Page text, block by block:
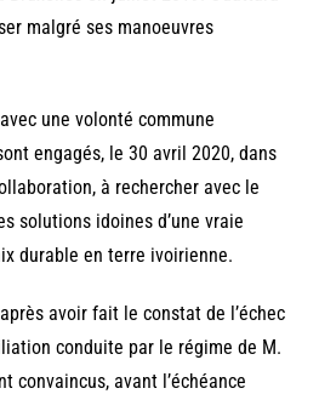
malgré ses manoeuvres
une volonté commune
engagés, le 30 avril 2020, dans
à rechercher avec le
solutions idoines d’une vraie
durable en terre ivoirienne.
avoir fait le constat de l’échec
conduite par le régime de M.
convaincus, avant l’échéance